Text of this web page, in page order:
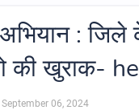
अभियान :
की
September 06, 2024